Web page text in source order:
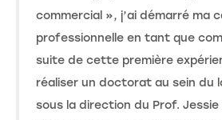
commercial », j’ai démarré ma
professionnelle en tant que
suite de cette première
réaliser un doctorat au sein du
sous la direction du Prof.